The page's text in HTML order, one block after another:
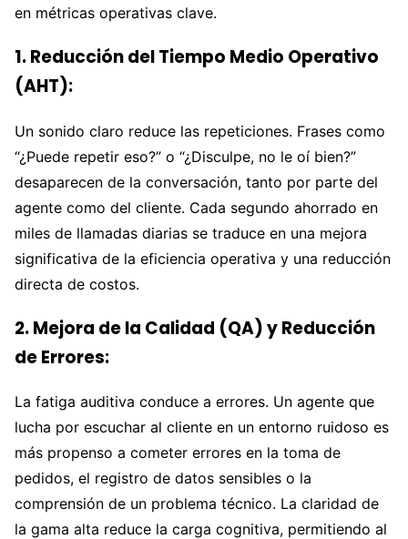
en métricas operativas clave.
1. Reducción del Tiempo Medio Operativo
(AHT):
Un sonido claro reduce las repeticiones. Frases como
“¿Puede repetir eso?” o “¿Disculpe, no le oí bien?”
desaparecen de la conversación, tanto por parte del
agente como del cliente. Cada segundo ahorrado en
miles de llamadas diarias se traduce en una mejora
significativa de la eficiencia operativa y una reducción
directa de costos.
2. Mejora de la Calidad (QA) y Reducción
de Errores:
La fatiga auditiva conduce a errores. Un agente que
lucha por escuchar al cliente en un entorno ruidoso es
más propenso a cometer errores en la toma de
pedidos, el registro de datos sensibles o la
comprensión de un problema técnico. La claridad de
la gama alta reduce la carga cognitiva, permitiendo al